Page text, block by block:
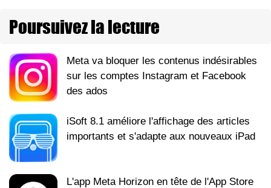
Poursuivez la lecture
Meta va bloquer les contenus indésirables
sur les comptes Instagram et Facebook
des ados
iSoft 8.1 améliore l'affichage des articles
importants et s'adapte aux nouveaux iPad
L'app Meta Horizon en tête de l'App Store